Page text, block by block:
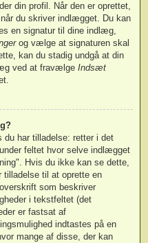
din profil. Når den er oprettet,
du skriver indlægget. Du kan
en signatur til dine indlæg,
og vælge at signaturen skal
kan du stadig undgå at din
ved at fravælge Indsæt
du har tilladelse: retter i det
feltet hvor selve indlægget
Hvis du ikke kan se dette,
tilladelse til at oprette en
som beskriver
i tekstfeltet (det
er fastsat af
indtastes på en
mange af disse, der kan